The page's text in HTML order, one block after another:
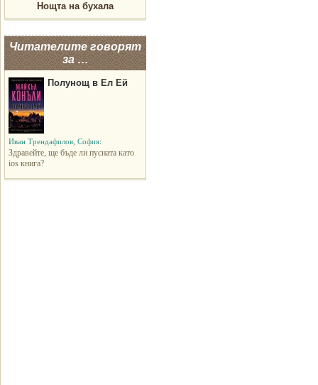
Нощта на бухала
Читателите говорят
за …
Полунощ в Ел Ей
Иван Трендафилов, София:
Здравейте, ще бъде ли пусната като
ios книга?